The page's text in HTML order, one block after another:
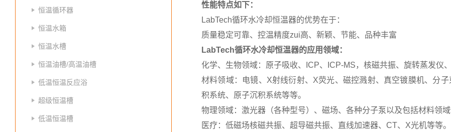
恒温循环器
恒温水箱
恒温水槽
恒温油槽/高温油槽
低温恒温反应浴
超级恒温槽
低温恒温槽
性能特点如下：
LabTech循环水冷却恒温器的优势在于：
质量稳定可靠、控温精度zui高、新颖、节能、品种丰富
LabTech循环水冷却恒温器的应用领域：
化学、生物领域：原子吸收、ICP、ICP-MS，核磁共振、旋转蒸发仪
材料领域：电镜、X射线衍射、X荧光、磁控溅射、真空镀膜机、分
积系统、原子沉积系统等等。
物理领域：激光器（各种型号）、磁场、各种分子泵以及包括材料领域
医疗：低磁场核磁共振、超导磁共振、直线加速器、CT、X光机等等。